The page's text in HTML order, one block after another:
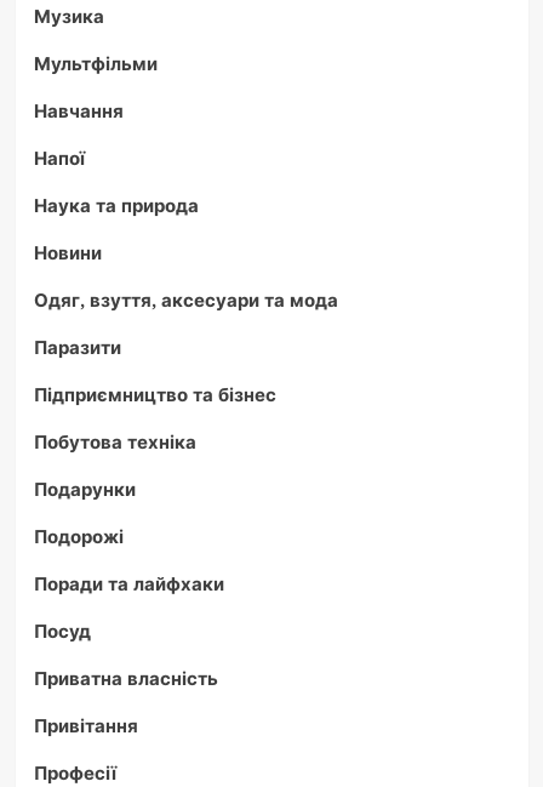
Музика
Мультфільми
Навчання
Напої
Наука та природа
Новини
Одяг, взуття, аксесуари та мода
Паразити
Підприємництво та бізнес
Побутова техніка
Подарунки
Подорожі
Поради та лайфхаки
Посуд
Приватна власність
Привітання
Професії